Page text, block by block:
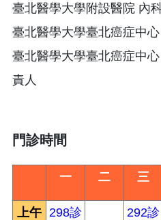
臺北醫學大學附設醫院 內
臺北醫學大學臺北癌症中
臺北醫學大學臺北癌症中
責人
門診時間
一 二 三
上午 298診 292診